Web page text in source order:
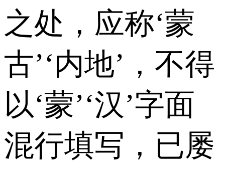
之处，应称‘蒙
古’‘内地’，不得
以‘蒙’‘汉’字面
混行填写，已屡